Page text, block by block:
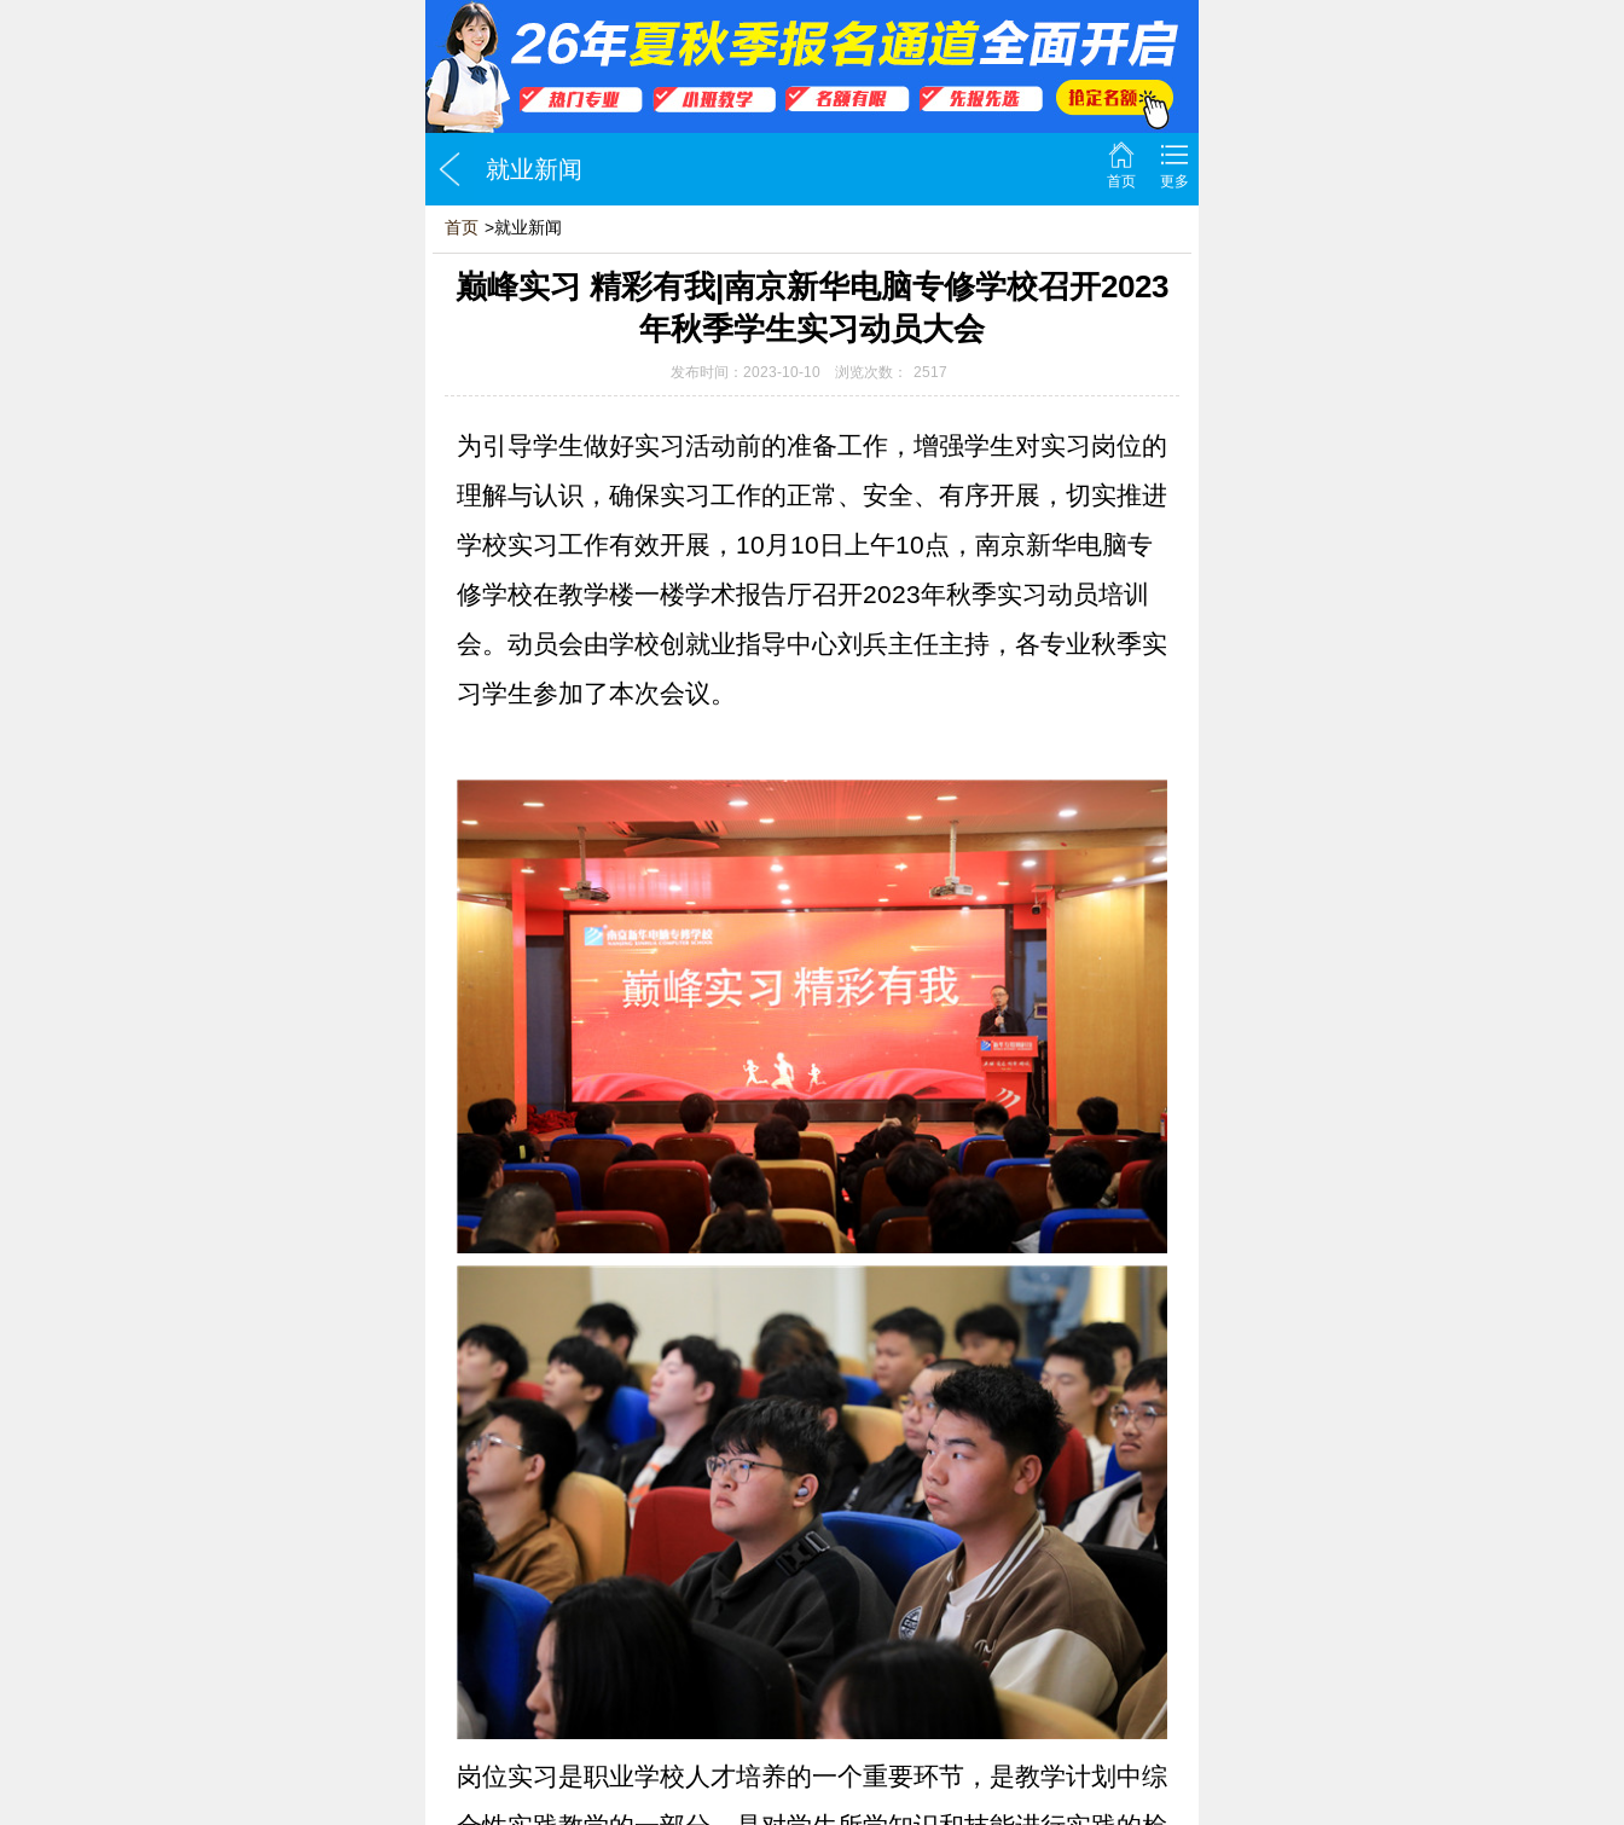
就业新闻 首页 更多
首页 >就业新闻
巅峰实习 精彩有我|南京新华电脑专修学校召开2023
年秋季学生实习动员大会
发布时间：2023-10-10 浏览次数： 2517
为引导学生做好实习活动前的准备工作，增强学生对实习岗位的
理解与认识，确保实习工作的正常、安全、有序开展，切实推进
学校实习工作有效开展，10月10日上午10点，南京新华电脑专
修学校在教学楼一楼学术报告厅召开2023年秋季实习动员培训
会。动员会由学校创就业指导中心刘兵主任主持，各专业秋季实
习学生参加了本次会议。
岗位实习是职业学校人才培养的一个重要环节，是教学计划中综